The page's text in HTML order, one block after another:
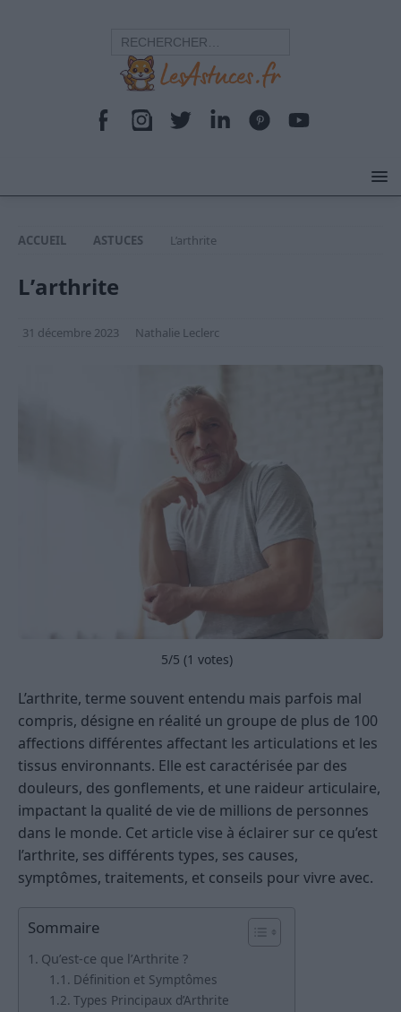
ACCUEIL ASTUCES L’arthrite
L’arthrite
31 décembre 2023 Nathalie Leclerc
5/5 (1 votes)
L’arthrite, terme souvent entendu mais parfois mal
compris, désigne en réalité un groupe de plus de 100
affections différentes affectant les articulations et les
tissus environnants. Elle est caractérisée par des
douleurs, des gonflements, et une raideur articulaire,
impactant la qualité de vie de millions de personnes
dans le monde. Cet article vise à éclairer sur ce qu’est
l’arthrite, ses différents types, ses causes,
symptômes, traitements, et conseils pour vivre avec.
Sommaire
Qu’est-ce que l’Arthrite ?
Définition et Symptômes
Types Principaux d’Arthrite